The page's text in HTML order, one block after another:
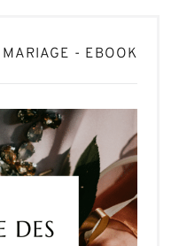
- EBOOK